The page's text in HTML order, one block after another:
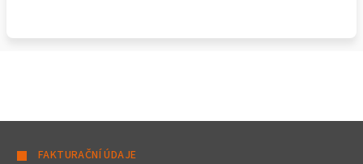
FAKTURAČNÍ ÚDAJE